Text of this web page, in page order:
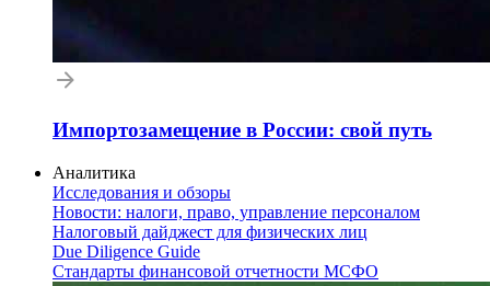
Импортозамещение в России: свой путь
Аналитика
Исследования и обзоры
Новости: налоги, право, управление персоналом
Налоговый дайджест для физических лиц
Due Diligence Guide
Стандарты финансовой отчетности МСФО